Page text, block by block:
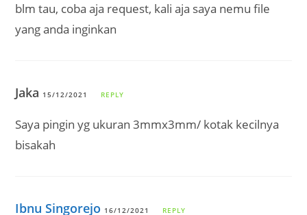
blm tau, coba aja request, kali aja saya nemu file
yang anda inginkan
Jaka 15/12/2021 REPLY
Saya pingin yg ukuran 3mmx3mm/ kotak kecilnya
bisakah
Ibnu Singorejo 16/12/2021 REPLY